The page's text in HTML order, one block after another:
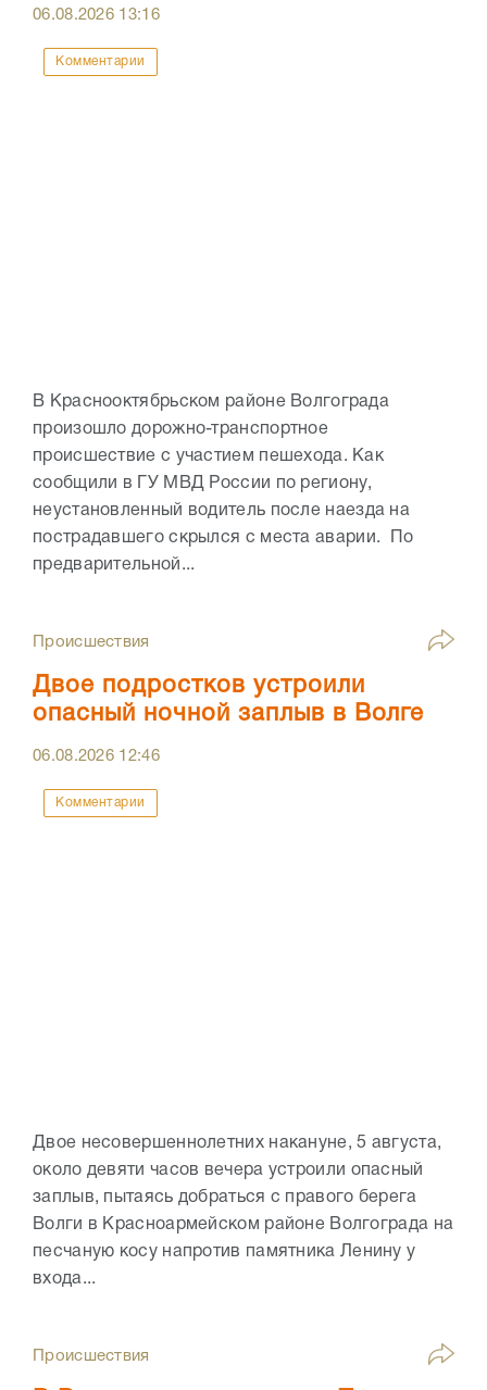
06.08.2026 13:16
Комментарии
В Краснооктябрьском районе Волгограда
произошло дорожно-транспортное
происшествие с участием пешехода. Как
сообщили в ГУ МВД России по региону,
неустановленный водитель после наезда на
пострадавшего скрылся с места аварии. По
предварительной...
Происшествия
Двое подростков устроили
опасный ночной заплыв в Волге
06.08.2026 12:46
Комментарии
Двое несовершеннолетних накануне, 5 августа,
около девяти часов вечера устроили опасный
заплыв, пытаясь добраться с правого берега
Волги в Красноармейском районе Волгограда на
песчаную косу напротив памятника Ленину у
входа...
Происшествия